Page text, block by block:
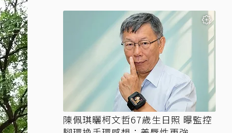
陳佩琪曬柯文哲67歲生日照 曝監控